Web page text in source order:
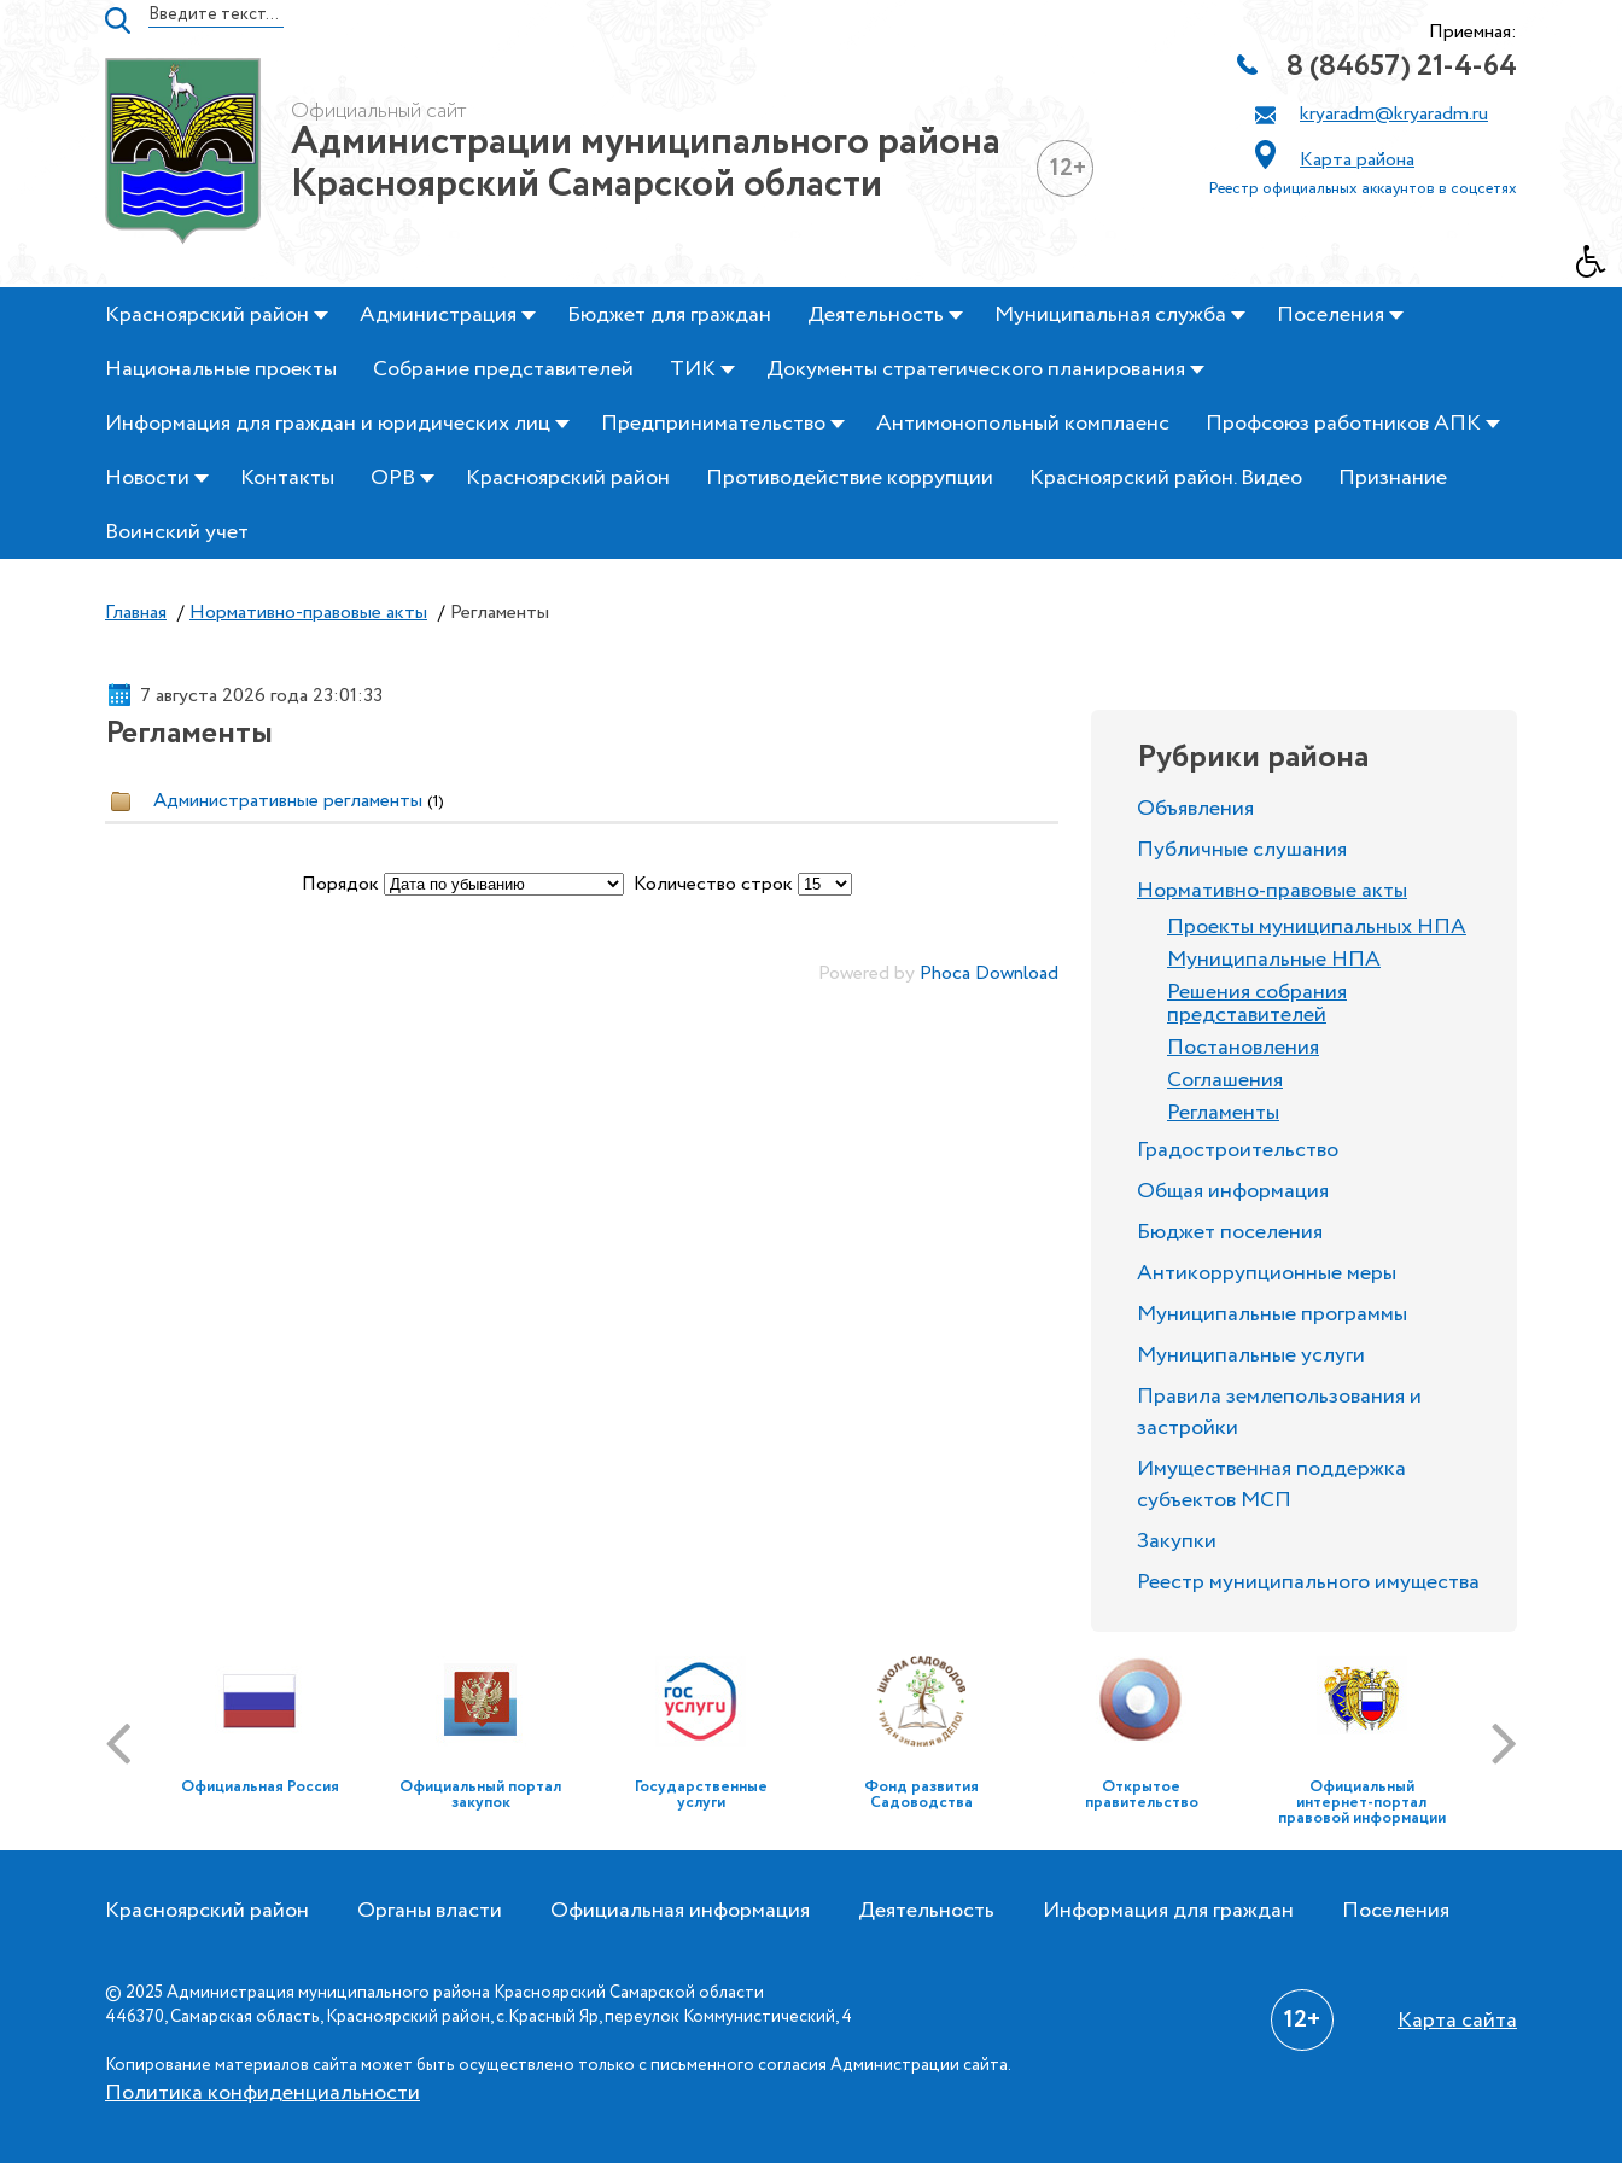
Официальный сайт
Администрации муниципального района
Красноярский Самарской области 12+
Приемная:
8 (84657) 21-4-64
kryaradm@kryaradm.ru
Карта района
Реестр официальных аккаунтов в соцсетях
Красноярский район Администрация Бюджет для граждан Деятельность Муниципальная служба
Поселения
Национальные проекты
Собрание представителей ТИК
Документы стратегического планирования
Информация для граждан и юридических лиц
Предпринимательство Антимонопольный комплаенс
Профсоюз работников АПК
Новости
Контакты ОРВ Красноярский район Противодействие коррупции Красноярский район. Видео
Признание
Воинский учет
Главная / Нормативно-правовые акты / Регламенты
7 августа 2026 года 23:01:34
Регламенты
Административные регламенты (1)
Порядок Количество строк
Powered by Phoca Download
Рубрики района
Объявления
Публичные слушания
Нормативно-правовые акты
Проекты муниципальных НПА
Муниципальные НПА
Решения собрания
представителей
Постановления
Соглашения
Регламенты
Градостроительство
Общая информация
Бюджет поселения
Антикоррупционные меры
Муниципальные программы
Муниципальные услуги
Правила землепользования и
застройки
Имущественная поддержка
субъектов МСП
Закупки
Реестр муниципального имущества
Официальная Россия Официальный портал
закупок
Государственные
услуги
Фонд развития
Садоводства
Открытое
правительство
Официальный
интернет-портал
правовой информации
Красноярский район Органы власти Официальная информация Деятельность Информация для граждан Поселения
© 2025 Администрация муниципального района Красноярский Самарской области
446370, Самарская область, Красноярский район, с.Красный Яр, переулок Коммунистический, 4
Копирование материалов сайта может быть осуществлено только с письменного согласия Администрации сайта.
Политика конфиденциальности
12+ Карта сайта